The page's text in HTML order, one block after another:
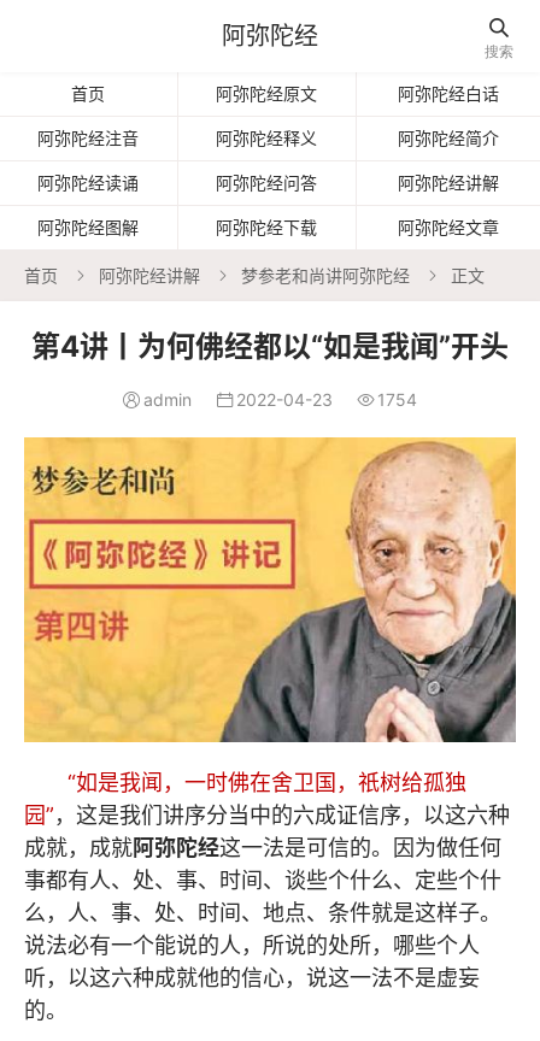
阿弥陀经 
搜索
首页 阿弥陀经原文 阿弥陀经白话
阿弥陀经注音 阿弥陀经释义 阿弥陀经简介
阿弥陀经读诵 阿弥陀经问答 阿弥陀经讲解
阿弥陀经图解 阿弥陀经下载 阿弥陀经文章
首页  阿弥陀经讲解  梦参老和尚讲阿弥陀经  正文
第4讲丨为何佛经都以“如是我闻”开头
 admin  2022-04-23  1754
“如是我闻，一时佛在舍卫国，祇树给孤独
园”，这是我们讲序分当中的六成证信序，以这六种
成就，成就阿弥陀经这一法是可信的。因为做任何
事都有人、处、事、时间、谈些个什么、定些个什
么，人、事、处、时间、地点、条件就是这样子。
说法必有一个能说的人，所说的处所，哪些个人
听，以这六种成就他的信心，说这一法不是虚妄
的。